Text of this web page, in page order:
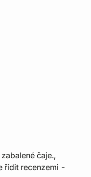
čaje.,
řídit recenzemi -